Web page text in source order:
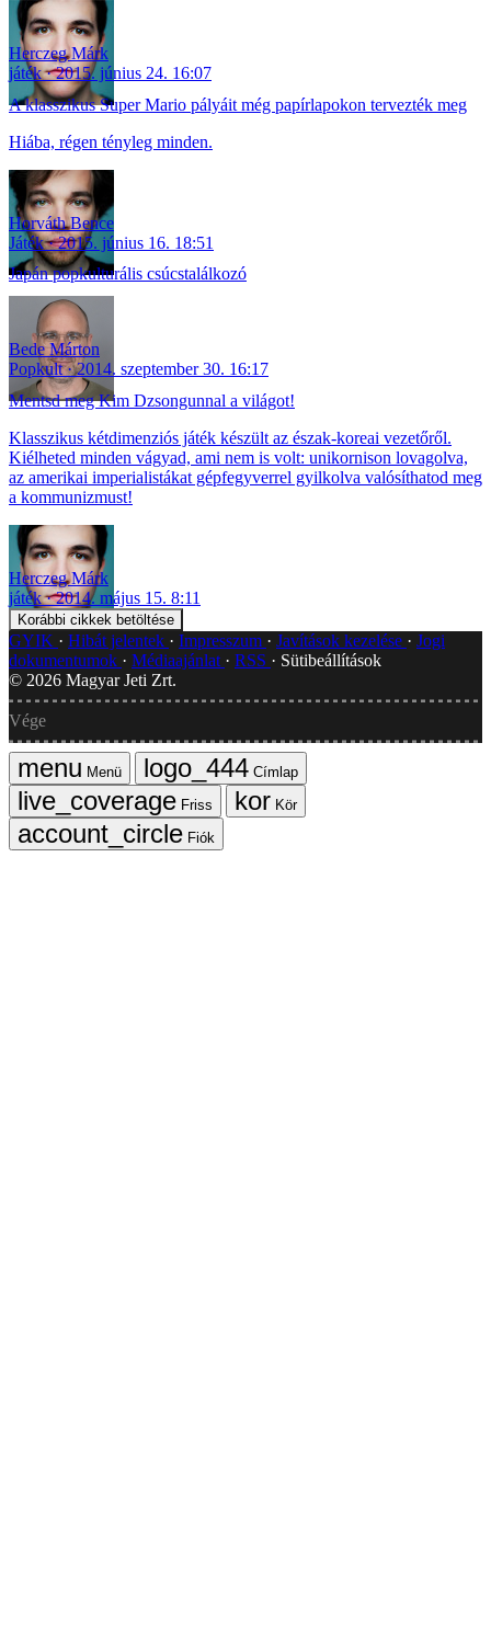
Herczeg Márk
játék
2015. június 24. 16:07
A klasszikus Super Mario pályáit még papírlapokon tervezték meg
Hiába, régen tényleg minden.
Horváth Bence
Játék
2015. június 16. 18:51
Japán popkulturális csúcstalálkozó
Bede Márton
Popkult
2014. szeptember 30. 16:17
Mentsd meg Kim Dzsongunnal a világot!
Klasszikus kétdimenziós játék készült az észak-koreai vezetőről.
Kiélheted minden vágyad, ami nem is volt: unikornison lovagolva,
az amerikai imperialistákat gépfegyverrel gyilkolva valósíthatod meg
a kommunizmust!
Herczeg Márk
játék
2014. május 15. 8:11
Korábbi cikkek betöltése
GYIK Hibát jelentek Impresszum Javítások kezelése
Jogi
dokumentumok
Médiaajánlat RSS
Sütibeállítások
© 2026 Magyar Jeti Zrt.
Vége
Menü
Címlap
Friss
Kör
Fiók